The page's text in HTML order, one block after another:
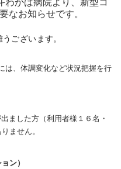
かば病院より、新型コ
なお知らせです。
ございます。
は、体調変化など状況把握を行
ました方（利用者様１６名・
ません。
ン）